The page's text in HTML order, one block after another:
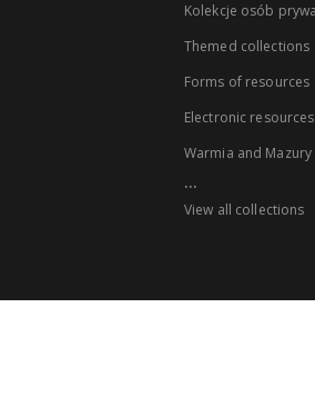
Kolekcje osób
Themed collections
Forms of resources
Electronic resources
Warmia and
...
View all collections